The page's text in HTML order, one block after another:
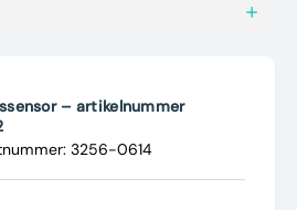
Underhållstips
Kontakt
– artikelnummer
3256-0614